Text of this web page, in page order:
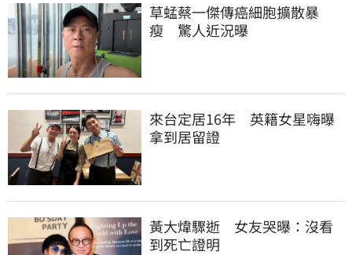
草蜢蔡一傑傳癌細胞擴散暴
瘦　驚人近況曝
來台定居16年　英籍女星嗨曝
拿到居留證
黃大煒驟逝　女友哭曝：沒看
到死亡證明